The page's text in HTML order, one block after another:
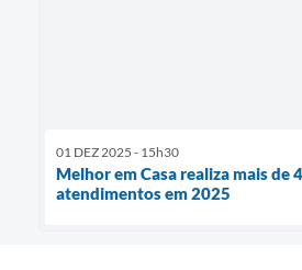
01 DEZ 2025 - 15h30
Melhor em Casa realiza mais de
atendimentos em 2025